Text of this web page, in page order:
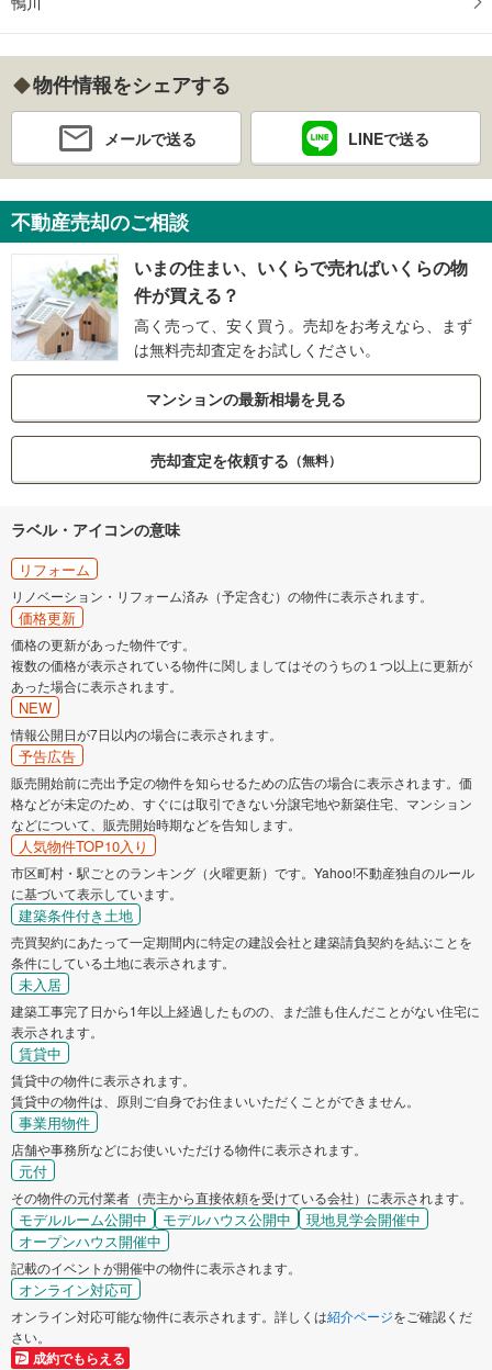
物件情報をシェアする
メールで送る LINEで送る
不動産売却のご相談
いまの住まい、いくらで売ればいくらの物
件が買える？
高く売って、安く買う。売却をお考えなら、まず
は無料売却査定をお試しください。
マンションの最新相場を見る
売却査定を依頼する （無料）
ラベル・アイコンの意味
リフォーム
リノベーション・リフォーム済み（予定含む）の物件に表示されます。
価格更新
価格の更新があった物件です。
複数の価格が表示されている物件に関しましてはそのうちの１つ以上に更新が
あった場合に表示されます。
NEW
情報公開日が7日以内の場合に表示されます。
予告広告
販売開始前に売出予定の物件を知らせるための広告の場合に表示されます。価
格などが未定のため、すぐには取引できない分譲宅地や新築住宅、マンション
などについて、販売開始時期などを告知します。
人気物件TOP10入り
市区町村・駅ごとのランキング（火曜更新）です。Yahoo!不動産独自のルール
に基づいて表示しています。
建築条件付き土地
売買契約にあたって一定期間内に特定の建設会社と建築請負契約を結ぶことを
条件にしている土地に表示されます。
未入居
建築工事完了日から1年以上経過したものの、まだ誰も住んだことがない住宅に
表示されます。
賃貸中
賃貸中の物件に表示されます。
賃貸中の物件は、原則ご自身でお住まいいただくことができません。
事業用物件
店舗や事務所などにお使いいただける物件に表示されます。
元付
その物件の元付業者（売主から直接依頼を受けている会社）に表示されます。
モデルルーム公開中 モデルハウス公開中
現地見学会開催中
オープンハウス開催中
記載のイベントが開催中の物件に表示されます。
オンライン対応可
オンライン対応可能な物件に表示されます。詳しくは紹介ページをご確認くだ
さい。
成約でもらえる